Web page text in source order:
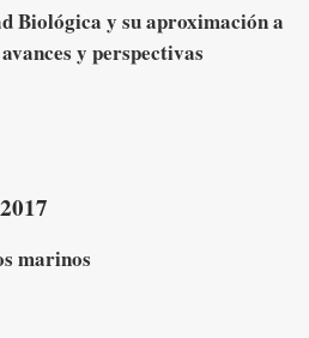
Biológica y su aproximación a
y perspectivas
marinos